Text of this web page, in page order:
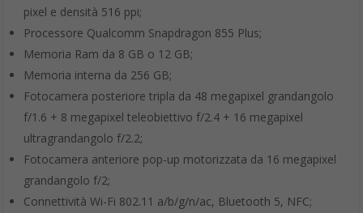
pixel e densità 516 ppi;
Processore Qualcomm Snapdragon 855 Plus;
Memoria Ram da 8 GB o 12 GB;
Memoria interna da 256 GB;
Fotocamera posteriore tripla da 48 megapixel grandangolo
f/1.6 + 8 megapixel teleobiettivo f/2.4 + 16 megapixel
ultragrandangolo f/2.2;
Fotocamera anteriore pop-up motorizzata da 16 megapixel
grandangolo f/2;
Connettività Wi-Fi 802.11 a/b/g/n/ac, Bluetooth 5, NFC;